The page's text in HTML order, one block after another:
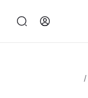
/